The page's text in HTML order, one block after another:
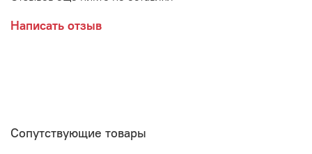
Написать отзыв
Сопутствующие товары